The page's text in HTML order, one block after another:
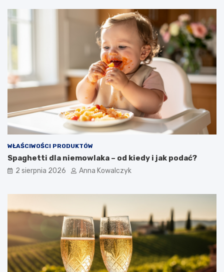
WŁAŚCIWOŚCI PRODUKTÓW
Spaghetti dla niemowlaka – od kiedy i jak podać?
2 sierpnia 2026 Anna Kowalczyk